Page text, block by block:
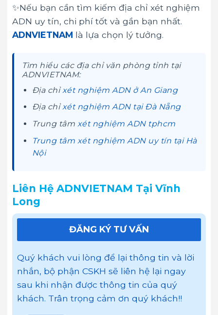
✨Nếu bạn cần tìm kiếm địa chỉ xét nghiệm
ADN uy tín, chi phí tốt và gần bạn nhất.
ADNVIETNAM là lựa chọn lý tưởng.
Tìm hiểu các địa chỉ văn phòng tỉnh tại
ADNVIETNAM:
Địa chỉxét nghiệm ADN ở An Giang
Địa chỉxét nghiệm ADN tại Đà Nẵng
Trung tâm xét nghiệm ADN tphcm
Trung tâm xét nghiệm ADN uy tín tại Hà
Nội
Liên Hệ ADNVIETNAM Tại Vĩnh
Long
ĐĂNG KÝ TƯ VẤN
Quý khách vui lòng để lại thông tin và lời
nhắn, bộ phận CSKH sẽ liên hệ lại ngay
sau khi nhận được thông tin của quý
khách. Trân trọng cảm ơn quý khách!!